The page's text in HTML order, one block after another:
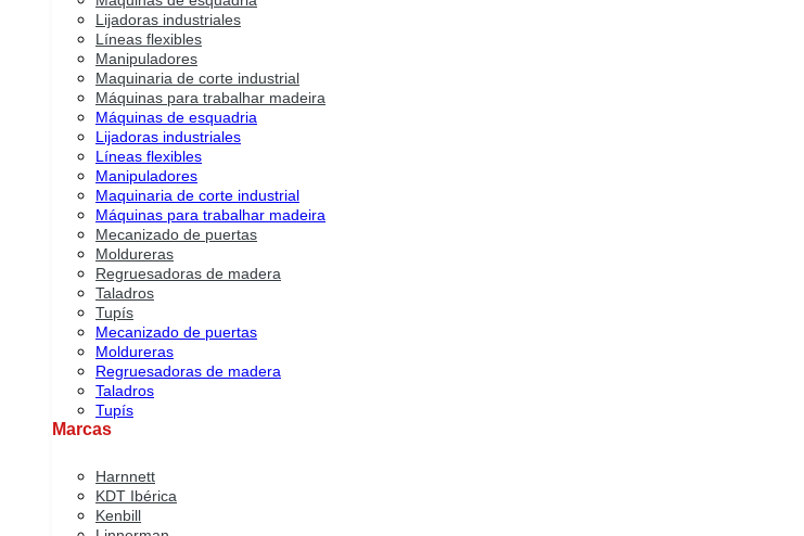
Lijadoras industriales
Líneas flexibles
Manipuladores
Maquinaria de corte industrial
Máquinas para trabalhar madeira
Máquinas de esquadria
Lijadoras industriales
Líneas flexibles
Manipuladores
Maquinaria de corte industrial
Máquinas para trabalhar madeira
Mecanizado de puertas
Moldureras
Regruesadoras de madera
Taladros
Tupís
Mecanizado de puertas
Moldureras
Regruesadoras de madera
Taladros
Tupís
Marcas
Harnnett
KDT Ibérica
Kenbill